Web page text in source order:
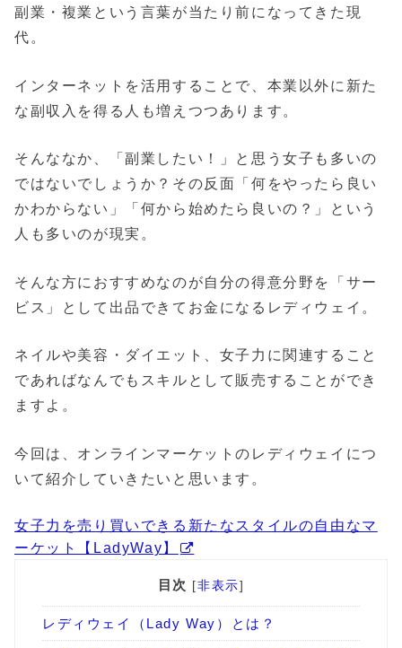
副業・複業という言葉が当たり前になってきた現
代。
インターネットを活用することで、本業以外に新た
な副収入を得る人も増えつつあります。
そんななか、「副業したい！」と思う女子も多いの
ではないでしょうか？その反面「何をやったら良い
かわからない」「何から始めたら良いの？」という
人も多いのが現実。
そんな方におすすめなのが自分の得意分野を「サー
ビス」として出品できてお金になるレディウェイ。
ネイルや美容・ダイエット、女子力に関連すること
であればなんでもスキルとして販売することができ
ますよ。
今回は、オンラインマーケットのレディウェイにつ
いて紹介していきたいと思います。
女子力を売り買いできる新たなスタイルの自由なマ
ーケット【LadyWay】
目次 [非表示]
レディウェイ（Lady Way）とは？